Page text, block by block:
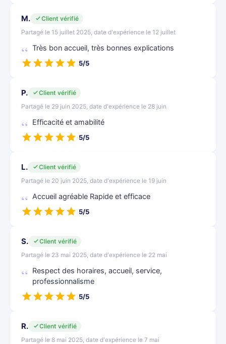
M.
Client vérifié
Partagé le 15 juillet 2025, date d'expérience le 12 juillet
Très bon accueil, très bonnes explications
5/5
P.
Client vérifié
Partagé le 29 juin 2025, date d'expérience le 28 juin
Efficacité et amabilité
5/5
L.
Client vérifié
Partagé le 20 juin 2025, date d'expérience le 19 juin
Accueil agréable Rapide et efficace
5/5
S.
Client vérifié
Partagé le 23 mai 2025, date d'expérience le 22 mai
Respect des horaires, accueil, service,
professionnalisme
5/5
R.
Client vérifié
Partagé le 8 mai 2025, date d'expérience le 7 mai